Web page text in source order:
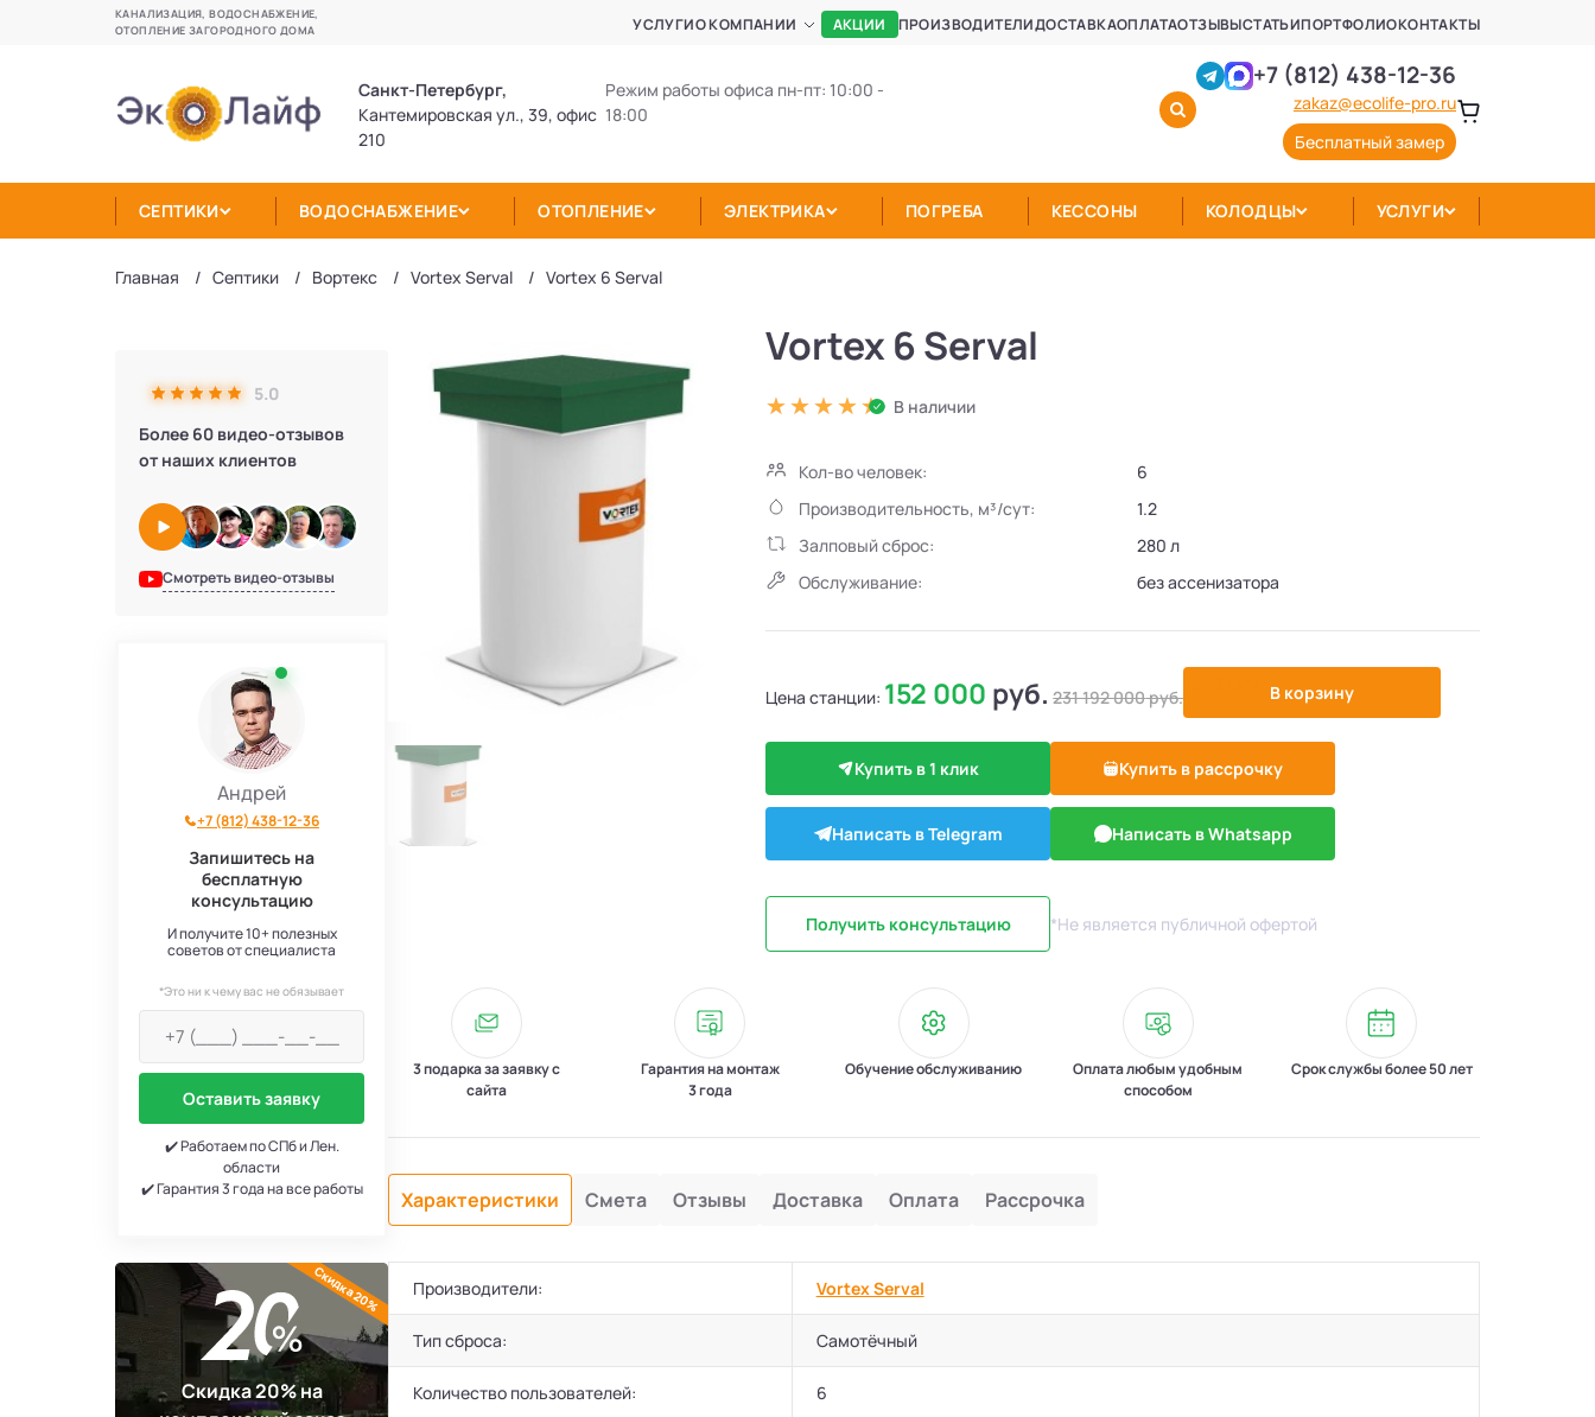
КАНАЛИЗАЦИЯ, ВОДОСНАБЖЕНИЕ,
ОТОПЛЕНИЕ ЗАГОРОДНОГО ДОМА
УСЛУГИО КОМПАНИИ АКЦИИ ПРОИЗВОДИТЕЛИДОСТАВКАОПЛАТАОТЗЫВЫСТАТЬИПОРТФОЛИОКОНТАКТЫ
Санкт-Петербург,
Кантемировская ул., 39, офис
210
Режим работы офиса пн-пт: 10:00 -
18:00
+7 (812) 438-12-36
zakaz@ecolife-pro.ru
Бесплатный замер
СЕПТИКИ ВОДОСНАБЖЕНИЕ ОТОПЛЕНИЕ ЭЛЕКТРИКА ПОГРЕБА КЕССОНЫ КОЛОДЦЫ УСЛУГИ
Главная Септики Вортекс Vortex Serval Vortex 6 Serval
5.0
Более 60 видео-отзывов
от наших клиентов
Смотреть видео-отзывы
Андрей
+7 (812) 438-12-36
Запишитесь на
бесплатную
консультацию
И получите 10+ полезных
советов от специалиста
*Это ни к чему вас не обязывает
Оставить заявку
✔️ Работаем по СПб и Лен.
области
✔️ Гарантия 3 года на все работы
Скидка 20% на
Скидка 20%
Vortex 6 Serval
В наличии
Кол-во человек:
6
Производительность, м³/сут:
1.2
Залповый сброс:
280 л
Обслуживание:
без ассенизатора
Цена станции: 152 000 руб. 231 192 000руб. В корзину
Купить в 1 клик Купить в рассрочку
Написать в Telegram Написать в Whatsapp
Получить консультацию *Не является публичной офертой
3 подарка за заявку с
сайта
Гарантия на монтаж
3 года
Обучение обслуживанию
Оплата любым удобным
способом
Срок службы более 50 лет
Характеристики Смета Отзывы Доставка Оплата Рассрочка
Производители: Vortex Serval
Тип сброса: Самотёчный
Количество пользователей: 6